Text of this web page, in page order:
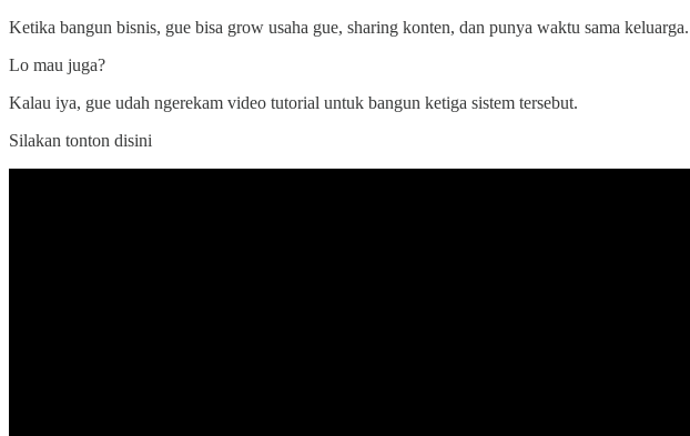
Ketika bangun bisnis, gue bisa grow usaha gue, sharing konten, dan punya waktu sama keluarga.
Lo mau juga?
Kalau iya, gue udah ngerekam video tutorial untuk bangun ketiga sistem tersebut.
Silakan tonton disini